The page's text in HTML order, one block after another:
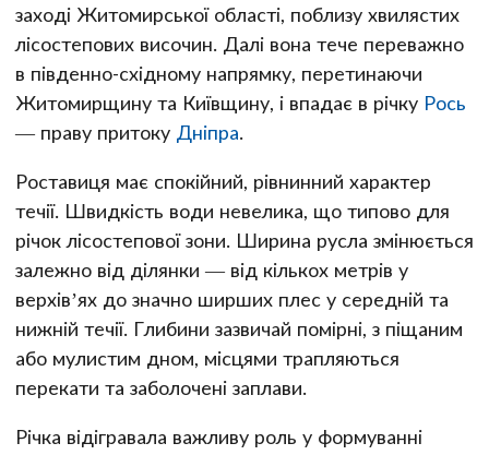
заході Житомирської області, поблизу хвилястих
лісостепових височин. Далі вона тече переважно
в південно-східному напрямку, перетинаючи
Житомирщину та Київщину, і впадає в річку Рось
— праву притоку Дніпра.
Роставиця має спокійний, рівнинний характер
течії. Швидкість води невелика, що типово для
річок лісостепової зони. Ширина русла змінюється
залежно від ділянки — від кількох метрів у
верхів’ях до значно ширших плес у середній та
нижній течії. Глибини зазвичай помірні, з піщаним
або мулистим дном, місцями трапляються
перекати та заболочені заплави.
Річка відігравала важливу роль у формуванні